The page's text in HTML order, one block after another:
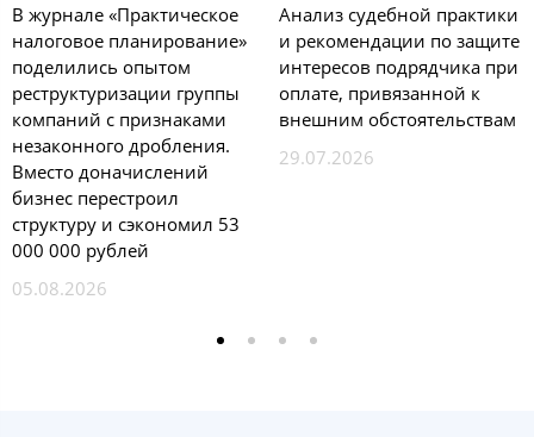
В журнале «Практическое
налоговое планирование»
поделились опытом
реструктуризации группы
компаний с признаками
незаконного дробления.
Вместо доначислений
бизнес перестроил
структуру и сэкономил 53
000 000 рублей
05.08.2026
Анализ судебной практики
и рекомендации по защите
интересов подрядчика при
оплате, привязанной к
внешним обстоятельствам
29.07.2026